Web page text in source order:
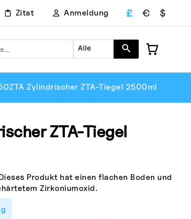
Zitat Anmeldung £ € $
Alle
Zylindrischer ZTA-Tiegel 2500ml
ZTA-Tiegel
Produkt hat einen flachen Boden und
Zirkoniumoxid.